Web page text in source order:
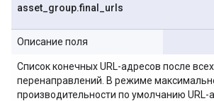
asset group.final urls
Описание поля
Список конечных URL-адресов после
перенаправлений. В режиме
производительности по умолчанию URL-